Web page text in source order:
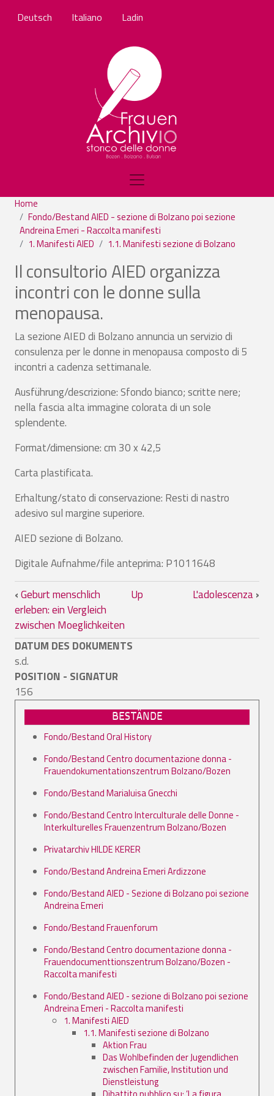
Deutsch Italiano Ladin
Home
Fondo/Bestand AIED - sezione di Bolzano poi sezione
Andreina Emeri - Raccolta manifesti
1. Manifesti AIED
1.1. Manifesti sezione di Bolzano
Il consultorio AIED organizza
incontri con le donne sulla
menopausa.
La sezione AIED di Bolzano annuncia un servizio di
consulenza per le donne in menopausa composto di 5
incontri a cadenza settimanale.
Ausführung/descrizione: Sfondo bianco; scritte nere;
nella fascia alta immagine colorata di un sole
splendente.
Format/dimensione: cm 30 x 42,5
Carta plastificata.
Erhaltung/stato di conservazione: Resti di nastro
adesivo sul margine superiore.
AIED sezione di Bolzano.
Digitale Aufnahme/file anteprima: P1011648
Book traversal links for Il consultorio
‹Geburt menschlich
erleben: ein Vergleich
zwischen Moeglichkeiten
Up L'adolescenza›
DATUM DES DOKUMENTS
s.d.
POSITION - SIGNATUR
156
BESTÄNDE
Fondo/Bestand Oral History
Fondo/Bestand Centro documentazione donna -
Frauendokumentationszentrum Bolzano/Bozen
Fondo/Bestand Marialuisa Gnecchi
Fondo/Bestand Centro Interculturale delle Donne -
Interkulturelles Frauenzentrum Bolzano/Bozen
Privatarchiv HILDE KERER
Fondo/Bestand Andreina Emeri Ardizzone
Fondo/Bestand AIED - Sezione di Bolzano poi sezione
Andreina Emeri
Fondo/Bestand Frauenforum
Fondo/Bestand Centro documentazione donna -
Frauendocumenttionszentrum Bolzano/Bozen -
Raccolta manifesti
Fondo/Bestand AIED - sezione di Bolzano poi sezione
Andreina Emeri - Raccolta manifesti
1. Manifesti AIED
1.1. Manifesti sezione di Bolzano
Aktion Frau
Das Wohlbefinden der Jugendlichen
zwischen Familie, Institution und
Dienstleistung